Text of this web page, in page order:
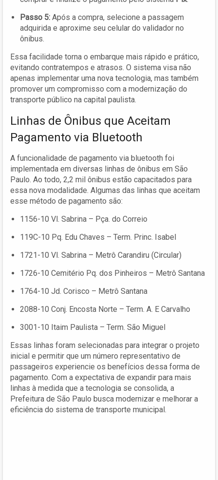
Passo 5: Após a compra, selecione a passagem
adquirida e aproxime seu celular do validador no
ônibus.
Essa facilidade torna o embarque mais rápido e prático,
evitando contratempos e atrasos. O sistema visa não
apenas implementar uma nova tecnologia, mas também
promover um compromisso com a modernização do
transporte público na capital paulista.
Linhas de Ônibus que Aceitam
Pagamento via Bluetooth
A funcionalidade de pagamento via bluetooth foi
implementada em diversas linhas de ônibus em São
Paulo. Ao todo, 2,2 mil ônibus estão capacitados para
essa nova modalidade. Algumas das linhas que aceitam
esse método de pagamento são:
1156-10 Vl. Sabrina – Pça. do Correio
119C-10 Pq. Edu Chaves – Term. Princ. Isabel
1721-10 Vl. Sabrina – Metrô Carandiru (Circular)
1726-10 Cemitério Pq. dos Pinheiros – Metrô Santana
1764-10 Jd. Corisco – Metrô Santana
2088-10 Conj. Encosta Norte – Term. A. E Carvalho
3001-10 Itaim Paulista – Term. São Miguel
Essas linhas foram selecionadas para integrar o projeto
inicial e permitir que um número representativo de
passageiros experiencie os benefícios dessa forma de
pagamento. Com a expectativa de expandir para mais
linhas à medida que a tecnologia se consolida, a
Prefeitura de São Paulo busca modernizar e melhorar a
eficiência do sistema de transporte municipal.